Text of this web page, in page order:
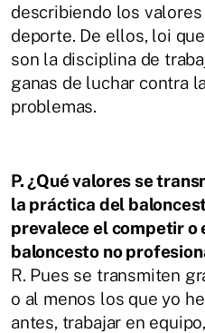
describiendo los
deporte. De ellos, loi
son la disciplina de
ganas de luchar contra
problemas.
P. ¿Quévaloresse
la práctica del
prevalece el competir o
baloncesto no
R. Pues se transmiten
o al menos los que yo
antes, trabajar en